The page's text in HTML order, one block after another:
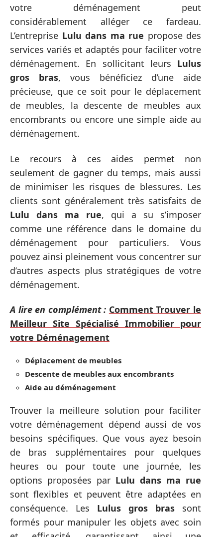
votre déménagement peut
considérablement alléger ce fardeau.
L’entreprise Lulu dans ma rue propose des
services variés et adaptés pour faciliter votre
déménagement. En sollicitant leurs Lulus
gros bras, vous bénéficiez d’une aide
précieuse, que ce soit pour le déplacement
de meubles, la descente de meubles aux
encombrants ou encore une simple aide au
déménagement.
Le recours à ces aides permet non
seulement de gagner du temps, mais aussi
de minimiser les risques de blessures. Les
clients sont généralement très satisfaits de
Lulu dans ma rue, qui a su s’imposer
comme une référence dans le domaine du
déménagement pour particuliers. Vous
pouvez ainsi pleinement vous concentrer sur
d’autres aspects plus stratégiques de votre
déménagement.
A lire en complément : Comment Trouver le
Meilleur Site Spécialisé Immobilier pour
votre Déménagement
Déplacement de meubles
Descente de meubles aux encombrants
Aide au déménagement
Trouver la meilleure solution pour faciliter
votre déménagement dépend aussi de vos
besoins spécifiques. Que vous ayez besoin
de bras supplémentaires pour quelques
heures ou pour toute une journée, les
options proposées par Lulu dans ma rue
sont flexibles et peuvent être adaptées en
conséquence. Les Lulus gros bras sont
formés pour manipuler les objets avec soin